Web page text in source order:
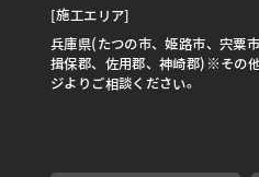
[施工エリア]
兵庫県(たつの市、姫路市、宍粟
揖保郡、佐用郡、神崎郡)※その
ジよりご相談ください。